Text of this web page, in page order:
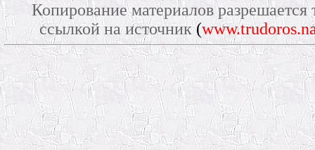
Копирование материалов разрешается
ссылкой на источник(